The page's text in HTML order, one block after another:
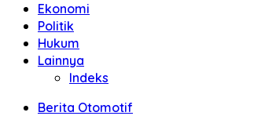
Ekonomi
Politik
Hukum
Lainnya
Indeks
Berita Otomotif